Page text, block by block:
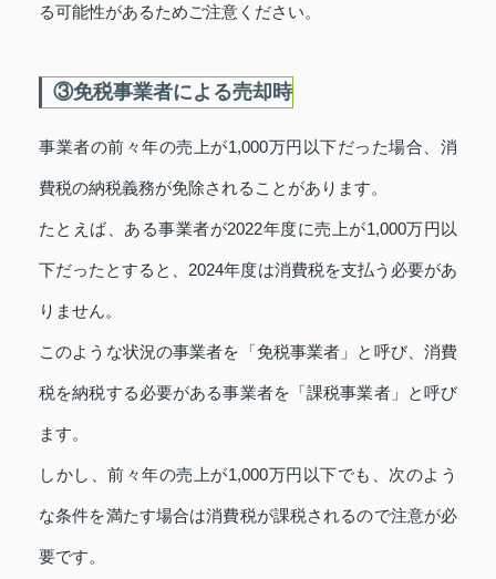
る可能性があるためご注意ください。
③免税事業者による売却時
事業者の前々年の売上が1,000万円以下だった場合、消
費税の納税義務が免除されることがあります。
たとえば、ある事業者が2022年度に売上が1,000万円以
下だったとすると、2024年度は消費税を支払う必要があ
りません。
このような状況の事業者を「免税事業者」と呼び、消費
税を納税する必要がある事業者を「課税事業者」と呼び
ます。
しかし、前々年の売上が1,000万円以下でも、次のよう
な条件を満たす場合は消費税が課税されるので注意が必
要です。